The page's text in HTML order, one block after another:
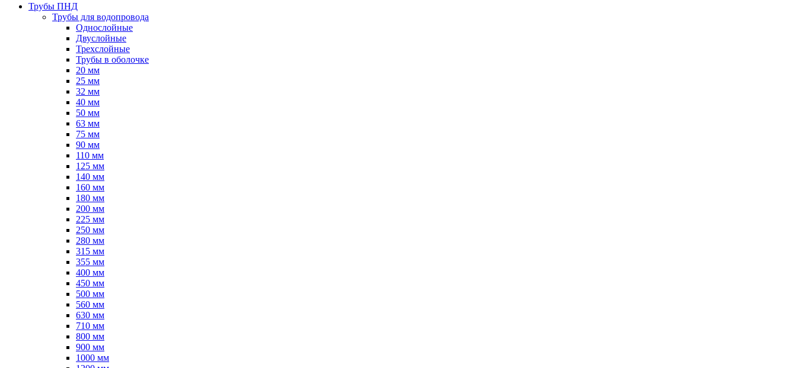
Трубы ПНД
Трубы для водопровода
Однослойные
Двуслойные
Трехслойные
Трубы в оболочке
20 мм
25 мм
32 мм
40 мм
50 мм
63 мм
75 мм
90 мм
110 мм
125 мм
140 мм
160 мм
180 мм
200 мм
225 мм
250 мм
280 мм
315 мм
355 мм
400 мм
450 мм
500 мм
560 мм
630 мм
710 мм
800 мм
900 мм
1000 мм